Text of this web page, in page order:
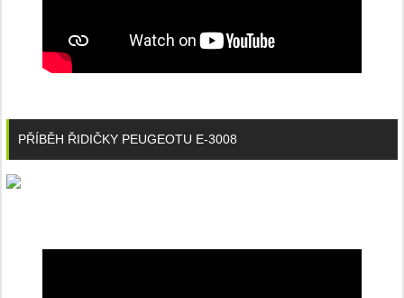
PŘÍBĚH ŘIDIČKY PEUGEOTU E-3008